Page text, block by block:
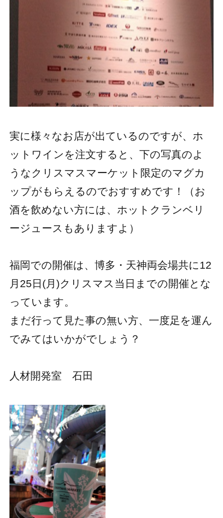
実に様々なお店が出ているのですが、ホ
ットワインを注文すると、下の写真のよ
うなクリスマスマーケット限定のマグカ
ップがもらえるのでおすすめです！（お
酒を飲めない方には、ホットクランベリ
ージュースもありますよ）
福岡での開催は、博多・天神両会場共に12
月25日(月)クリスマス当日までの開催とな
っています。
まだ行って見た事の無い方、一度足を運ん
でみてはいかがでしょう？
人材開発室 石田